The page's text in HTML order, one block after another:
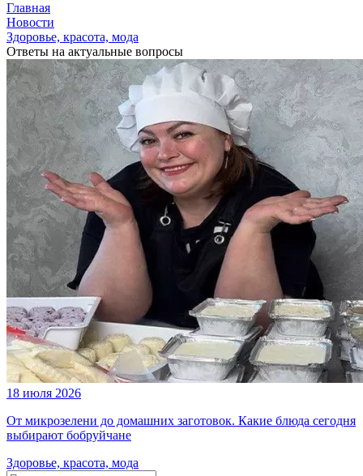
Главная
Новости
Здоровье, красота, мода
Ответы на актуальные вопросы
18 июля 2026
От микрозелени до домашних заготовок. Какие блюда сегодня
выбирают бобруйчане
Здоровье, красота, мода